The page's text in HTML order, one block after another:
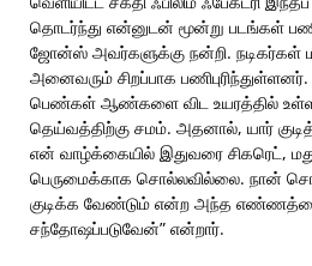
தொடர்ந்து என்னுடன் மூன்று படங்கள்
ஜோன்ஸ் அவர்களுக்கு நன்றி. நடிகர்கள்
அனைவரும் சிறப்பாக
பெண்கள் ஆண்களை விட உயரத்தில்
தெய்வத்திற்கு சமம். அதனால், யார்
என் வாழ்க்கையில் இதுவரை சிகரெட்,
பெருமைக்காக சொல்லவில்லை. நான்
குடிக்க வேண்டும் என்ற அந்த
சந்தோஷப்படுவேன்” என்றார்.